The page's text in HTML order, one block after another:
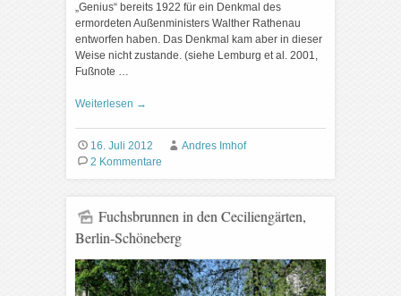
„Genius“ bereits 1922 für ein Denkmal des
ermordeten Außenministers Walther Rathenau
entworfen haben. Das Denkmal kam aber in dieser
Weise nicht zustande. (siehe Lemburg et al. 2001,
Fußnote …
Weiterlesen →
16. Juli 2012
Andres Imhof
2 Kommentare
Fuchsbrunnen in den Ceciliengärten,
Berlin-Schöneberg